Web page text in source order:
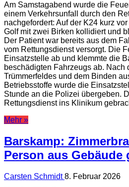
Am Samstagabend wurde die
einem Verkehrsunfall durch den
nachgefordert: Auf der K24 kurz
Golf mit zwei Birken kollidiert und
Der Patient war bereits aus dem
vom Rettungsdienst versorgt. Die
Einsatzstelle ab und klemmte die
beschädigten Fahrzeugs ab. Nach
Trümmerfeldes und dem Binden
Betriebsstoffe wurde die
Stunde an die Polizei übergeben.
Rettungsdienst ins Klinikum
Mehr »
Barskamp:
Person aus Gebäude
Carsten Schmidt8. Februar 2026